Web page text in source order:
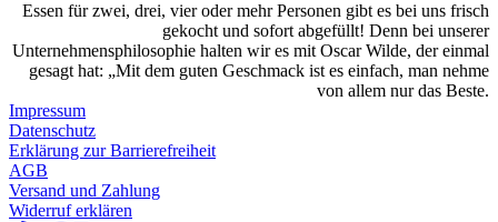
Essen für zwei, drei, vier oder mehr Personen gibt es bei uns frisch
gekocht und sofort abgefüllt! Denn bei unserer
Unternehmensphilosophie halten wir es mit Oscar Wilde, der einmal
gesagt hat: „Mit dem guten Geschmack ist es einfach, man nehme
von allem nur das Beste.
Impressum
Datenschutz
Erklärung zur Barrierefreiheit
AGB
Versand und Zahlung
Widerruf erklären